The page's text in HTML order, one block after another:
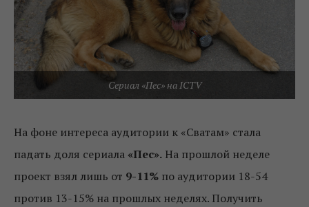
Сериал «Пес» на ICTV
На фоне интереса аудитории к «Сватам» стала
падать доля сериала «Пес». На прошлой неделе
проект взял лишь от 9-11% по аудитории 18-54
против 13-15% на прошлых неделях. Получить